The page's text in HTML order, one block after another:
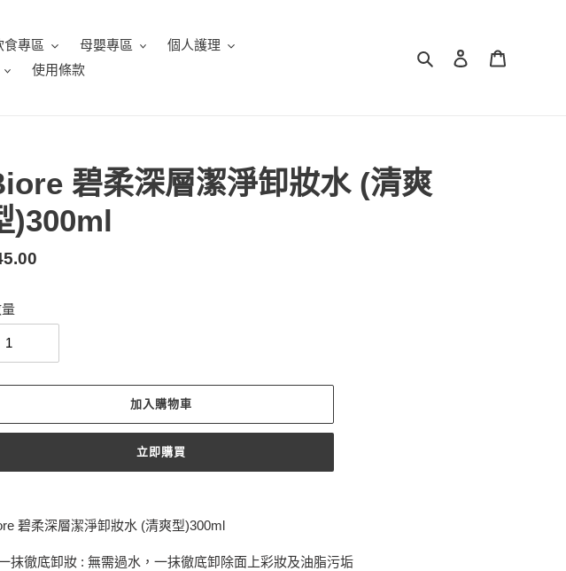
食專區 母嬰專區
個人護理
使用條款
搜尋 登入
碧柔深層潔淨卸妝水 (清爽
)300ml
加入購物車
立即購買
碧柔深層潔淨卸妝水 (清爽型)300ml
抹徹底卸妝 : 無需過水，一抹徹底卸除面上彩妝及油脂污垢